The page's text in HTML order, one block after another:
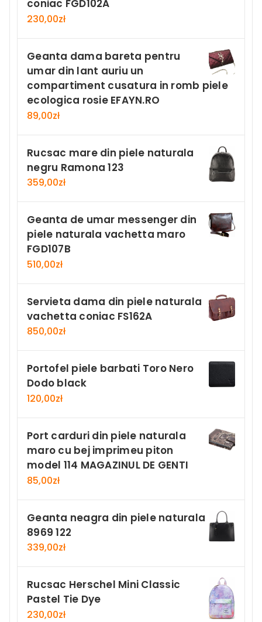
coniac FGD102A
230,00zł
Geanta dama bareta pentru
umar din lant auriu un
compartiment cusatura in romb piele
ecologica rosie EFAYN.RO
89,00zł
Rucsac mare din piele naturala
negru Ramona 123
359,00zł
Geanta de umar messenger din
piele naturala vachetta maro
FGD107B
510,00zł
Servieta dama din piele naturala
vachetta coniac FS162A
850,00zł
Portofel piele barbati Toro Nero
Dodo black
120,00zł
Port carduri din piele naturala
maro cu bej imprimeu piton
model 114 MAGAZINUL DE GENTI
85,00zł
Geanta neagra din piele naturala
8969 122
339,00zł
Rucsac Herschel Mini Classic
Pastel Tie Dye
230,00zł